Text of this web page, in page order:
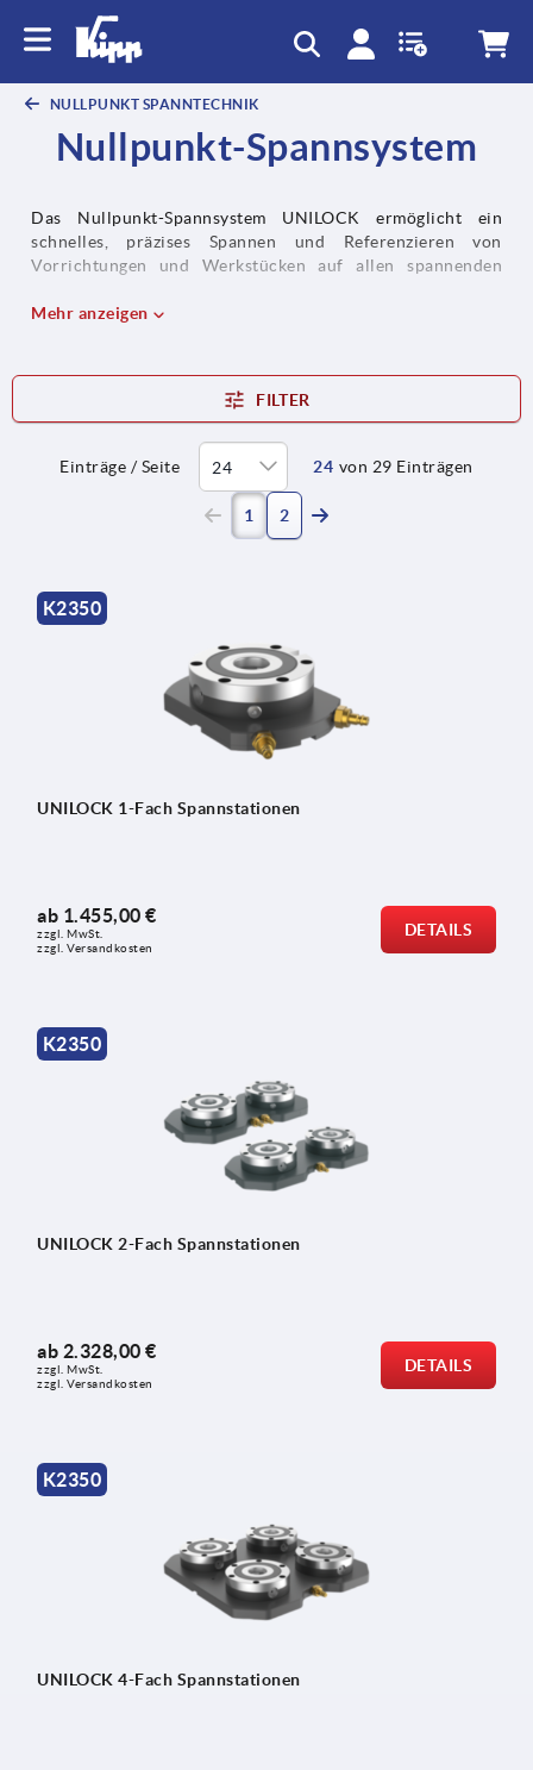
NULLPUNKT SPANNTECHNIK
Nullpunkt-Spannsystem
Das Nullpunkt-Spannsystem UNILOCK ermöglicht ein
schnelles, präzises Spannen und Referenzieren von
Vorrichtungen und Werkstücken auf allen spannenden
pneumatische System ist drucklos gespannt. Hohe
Mehr anzeigen
FILTER
Einträge / Seite 24 von 29 Einträgen
1 (current)
2
K2350
UNILOCK 1-Fach Spannstationen
ab 1.455,00 €
zzgl. MwSt.
zzgl. Versandkosten
DETAILS
K2350
UNILOCK 2-Fach Spannstationen
ab 2.328,00 €
zzgl. MwSt.
zzgl. Versandkosten
DETAILS
K2350
UNILOCK 4-Fach Spannstationen